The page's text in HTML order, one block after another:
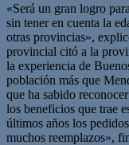
«Será un gran logro
sin tener en cuenta la
otras provincias»,
provincial citó a la
la experiencia de
población más que
que ha sabido
los beneficios que trae
últimos años los
muchos reemplazos»,